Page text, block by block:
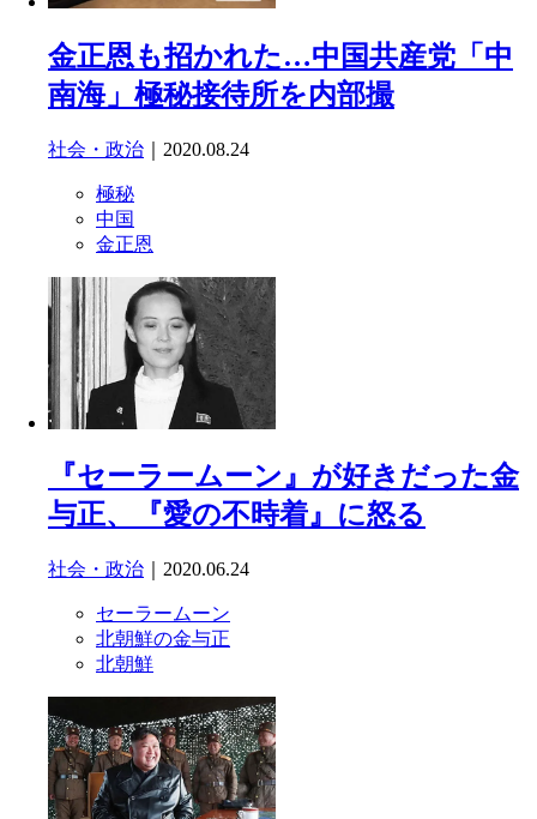
金正恩も招かれた…中国共産党「中
南海」極秘接待所を内部撮
社会・政治 ｜2020.08.24
極秘
中国
金正恩
『セーラームーン』が好きだった金
与正、『愛の不時着』に怒る
社会・政治 ｜2020.06.24
セーラームーン
北朝鮮の金与正
北朝鮮